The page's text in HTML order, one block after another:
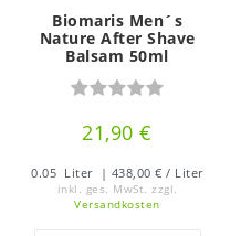
Biomaris Men´s
Nature After Shave
Balsam 50ml
21,90 €
0.05 Liter | 438,00 € / Liter
inkl. ges. MwSt. zzgl.
Versandkosten